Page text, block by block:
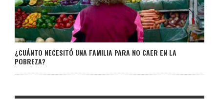
¿CUÁNTO NECESITÓ UNA FAMILIA PARA NO CAER EN LA
POBREZA?